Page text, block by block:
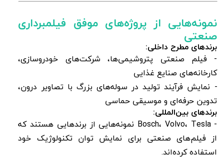
نمونه‌هایی از پروژه‌های موفق فیلمبرداری
صنعتی
برندهای مطرح داخلی:
- فیلم صنعتی پتروشیمی‌ها، شرکت‌های خودروسازی،
کارخانه‌های صنایع غذایی
- نمایش فرآیند تولید در سوله‌های بزرگ با تصاویر درون،
تدوین حرفه‌ای و موسیقی حماسی
برندهای بین‌المللی:
- Bosch، Volvo، Tesla نمونه‌هایی از برندهایی هستند که
از فیلم‌های صنعتی برای نمایش توان تکنولوژیک خود
استفاده کرده‌اند.